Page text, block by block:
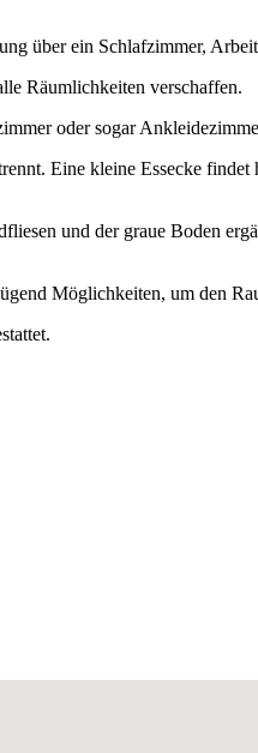
über ein Schlafzimmer,
Räumlichkeiten verschaffen.
oder sogar
Eine kleine Essecke
und der graue Boden
Möglichkeiten, um den